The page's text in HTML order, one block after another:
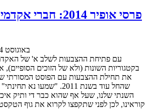
פרסי אופיר 2014:
5 באוגוסט 2014
בקטגוריות השונות (ולא של הזוכים הסופיים),
את תחילת ההצבעות עם הפוסט המסורתי
שהחל עוד בשנת 2011. "שמעו
השנתי שלנו, שעל אף שהוא כבר די ותיק
קוראינו, לכן לפני שתקפצו לקרוא את גוף